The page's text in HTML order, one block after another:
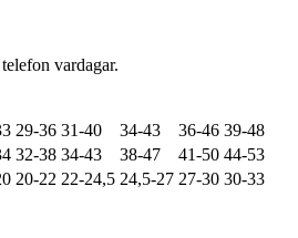
vardagar.
29-36 31-40 34-43 36-46 39-48
32-38 34-43 38-47 41-50 44-53
20-22 22-24,5 24,5-27 27-30 30-33